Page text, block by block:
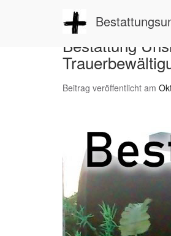
Bestattung
Beitrag veröffentlicht am